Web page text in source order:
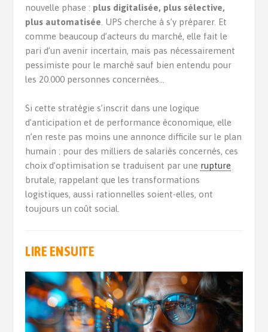
nouvelle phase : plus digitalisée, plus sélective,
plus automatisée . UPS cherche à s’y préparer. Et
comme beaucoup d’acteurs du marché, elle fait le
pari d’un avenir incertain, mais pas nécessairement
pessimiste pour le marché sauf bien entendu pour
les 20.000 personnes concernées…
Si cette stratégie s’inscrit dans une logique
d’anticipation et de performance économique, elle
n’en reste pas moins une annonce difficile sur le plan
humain : pour des milliers de salariés concernés, ces
choix d’optimisation se traduisent par une rupture
brutale, rappelant que les transformations
logistiques, aussi rationnelles soient-elles, ont
toujours un coût social.
LIRE ENSUITE